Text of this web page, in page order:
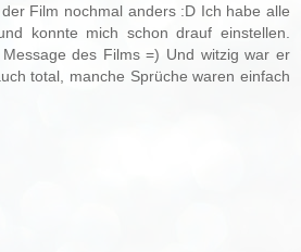
Film nochmal anders :D Ich habe alle
konnte mich schon drauf einstellen.
des Films =) Und witzig war er
total, manche Sprüche waren einfach